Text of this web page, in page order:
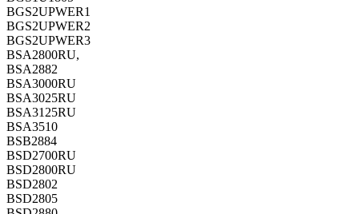
BGS2UPWER1
BGS2UPWER2
BGS2UPWER3
BSA2800RU,
BSA2882
BSA3000RU
BSA3025RU
BSA3125RU
BSA3510
BSB2884
BSD2700RU
BSD2800RU
BSD2802
BSD2805